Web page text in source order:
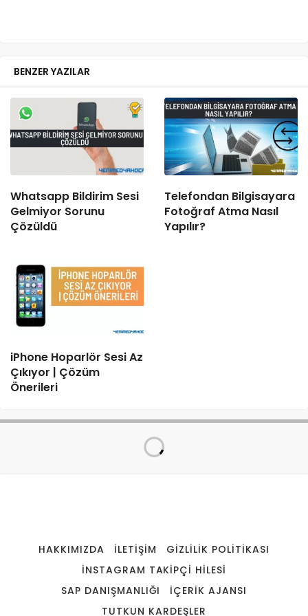
BENZER YAZILAR
Whatsapp Bildirim Sesi
Gelmiyor Sorunu
Çözüldü
Telefondan Bilgisayara
Fotoğraf Atma Nasıl
Yapılır?
iPhone Hoparlör Sesi Az
Çıkıyor | Çözüm
Önerileri
HAKKIMIZDA İLETIŞIM
GIZLILIK POLITIKASI
INSTAGRAM TAKIPÇI HILESI
SAP DANIŞMANLIĞI
IÇERIK AJANSI
TUTKUN KARDEŞLER